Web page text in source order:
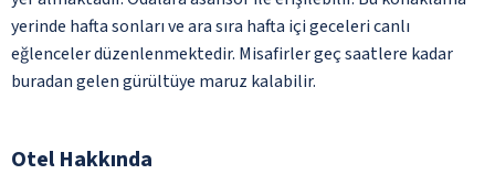
yerinde hafta sonları ve ara sıra hafta içi geceleri canlı
eğlenceler düzenlenmektedir. Misafirler geç saatlere kadar
buradan gelen gürültüye maruz kalabilir.
Otel Hakkında